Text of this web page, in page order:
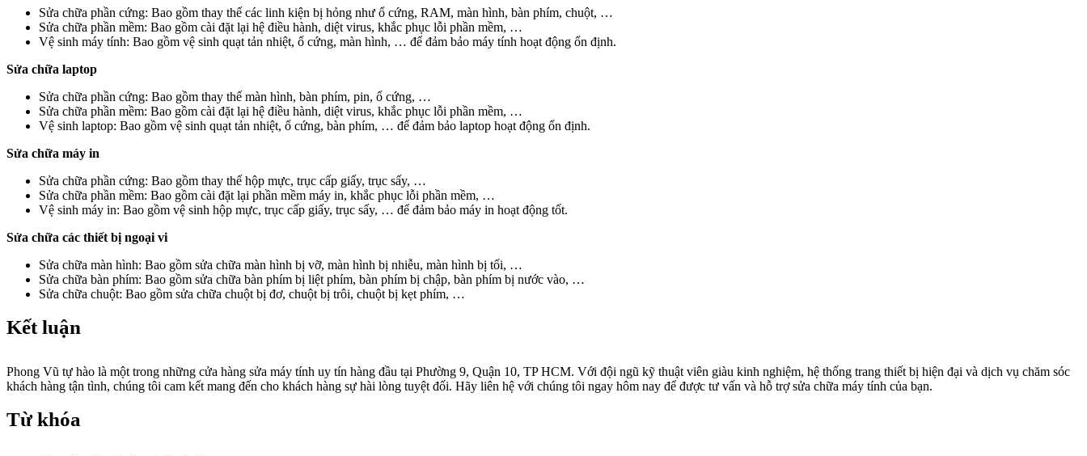
Sửa chữa phần cứng: Bao gồm thay thế các linh kiện bị hỏng như ổ cứng, RAM, màn hình, bàn phím, chuột, …
Sửa chữa phần mềm: Bao gồm cài đặt lại hệ điều hành, diệt virus, khắc phục lỗi phần mềm, …
Vệ sinh máy tính: Bao gồm vệ sinh quạt tản nhiệt, ổ cứng, màn hình, … để đảm bảo máy tính hoạt động ổn định.
Sửa chữa laptop
Sửa chữa phần cứng: Bao gồm thay thế màn hình, bàn phím, pin, ổ cứng, …
Sửa chữa phần mềm: Bao gồm cài đặt lại hệ điều hành, diệt virus, khắc phục lỗi phần mềm, …
Vệ sinh laptop: Bao gồm vệ sinh quạt tản nhiệt, ổ cứng, bàn phím, … để đảm bảo laptop hoạt động ổn định.
Sửa chữa máy in
Sửa chữa phần cứng: Bao gồm thay thế hộp mực, trục cấp giấy, trục sấy, …
Sửa chữa phần mềm: Bao gồm cài đặt lại phần mềm máy in, khắc phục lỗi phần mềm, …
Vệ sinh máy in: Bao gồm vệ sinh hộp mực, trục cấp giấy, trục sấy, … để đảm bảo máy in hoạt động tốt.
Sửa chữa các thiết bị ngoại vi
Sửa chữa màn hình: Bao gồm sửa chữa màn hình bị vỡ, màn hình bị nhiễu, màn hình bị tối, …
Sửa chữa bàn phím: Bao gồm sửa chữa bàn phím bị liệt phím, bàn phím bị chập, bàn phím bị nước vào, …
Sửa chữa chuột: Bao gồm sửa chữa chuột bị đơ, chuột bị trôi, chuột bị kẹt phím, …
Kết luận
Phong Vũ tự hào là một trong những cửa hàng sửa máy tính uy tín hàng đầu tại Phường 9, Quận 10, TP HCM. Với đội ngũ kỹ thuật viên giàu kinh nghiệm, hệ thống trang thiết bị hiện đại và dịch vụ chăm sóc
khách hàng tận tình, chúng tôi cam kết mang đến cho khách hàng sự hài lòng tuyệt đối. Hãy liên hệ với chúng tôi ngay hôm nay để được tư vấn và hỗ trợ sửa chữa máy tính của bạn.
Từ khóa